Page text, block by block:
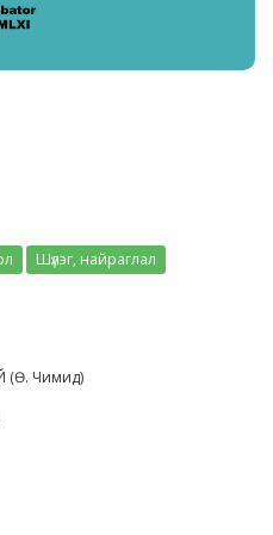
Шүлэг, найраглал
(Ө. Чимид)